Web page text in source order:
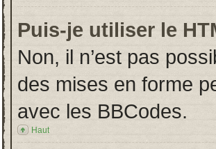
Puis-je utiliser le
Non, il n’est pas
des mises en forme
avec les BBCodes.
Haut